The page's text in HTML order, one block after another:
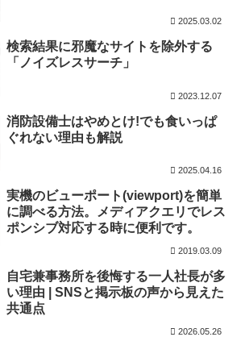
2025.03.02
検索結果に邪魔なサイトを除外する
「ノイズレスサーチ」
2023.12.07
消防設備士はやめとけ!でも食いっぱ
ぐれない理由も解説
2025.04.16
実機のビューポート(viewport)を簡単
に調べる方法。メディアクエリでレス
ポンシブ対応する時に便利です。
2019.03.09
自宅兼事務所を後悔する一人社長が多
い理由 | SNSと掲示板の声から見えた
共通点
2026.05.26